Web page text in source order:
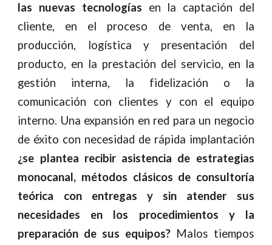
las nuevas tecnologías en la captación del
cliente, en el proceso de venta, en la
producción, logística y presentación del
producto, en la prestación del servicio, en la
gestión interna, la fidelización o la
comunicación con clientes y con el equipo
interno. Una expansión en red para un negocio
de éxito con necesidad de rápida implantación
¿se plantea recibir asistencia de estrategias
monocanal, métodos clásicos de consultoría
teórica con entregas y sin atender sus
necesidades en los procedimientos y la
preparación de sus equipos? Malos tiempos